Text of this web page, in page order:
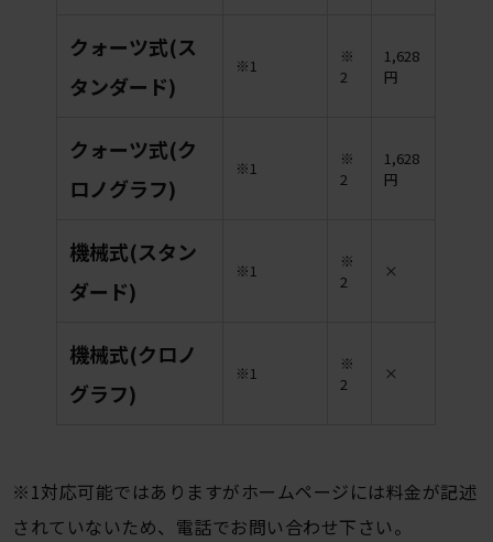
クォーツ式(ス
タンダード)
※1
※
2
1,628
円
クォーツ式(ク
ロノグラフ)
※1
※
2
1,628
円
機械式(スタン
ダード)
※1
※
2
×
機械式(クロノ
グラフ)
※1
※
2
×
※1対応可能ではありますがホームページには料金が記述
されていないため、電話でお問い合わせ下さい。